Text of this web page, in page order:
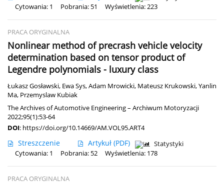
Cytowania: 1
Pobrania: 51 Wyświetlenia: 223
PRACA ORYGINALNA
Nonlinear method of precrash vehicle velocity
determination based on tensor product of
Legendre polynomials - luxury class
Łukasz Gosławski, Ewa Sys,Adam Mrowicki, Mateusz Krukowski,Yanlin
Ma, Przemyslaw Kubiak
The Archives of Automotive Engineering – Archiwum Motoryzacji
2022;95(1):53-64
DOI: https://doi.org/10.14669/AM.VOL95.ART4
Streszczenie Artykuł (PDF)
Statystyki
Cytowania: 1
Pobrania: 52 Wyświetlenia: 178
PRACA ORYGINALNA